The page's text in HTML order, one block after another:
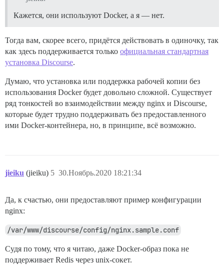
Кажется, они используют Docker, а я — нет.
Тогда вам, скорее всего, придётся действовать в одиночку, так
как здесь поддерживается только официальная стандартная
установка Discourse.
Думаю, что установка или поддержка рабочей копии без
использования Docker будет довольно сложной. Существует
ряд тонкостей во взаимодействии между nginx и Discourse,
которые будет трудно поддерживать без предоставленного
ими Docker-контейнера, но, в принципе, всё возможно.
jieiku (jieiku) 30.Ноябрь.2020 18:21:34
5
Да, к счастью, они предоставляют пример конфигурации
nginx:
/var/www/discourse/config/nginx.sample.conf
Судя по тому, что я читаю, даже Docker-образ пока не
поддерживает Redis через unix-сокет.